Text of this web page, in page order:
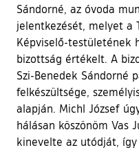
Sándorné, az óvoda
jelentkezését, melyet a
Képviselő-testületének
bizottság értékelt. A
Szi-Benedek Sándorné
felkészültsége,
alapján. Michl József
hálásan köszönöm Vas
kinevelte az utódját,